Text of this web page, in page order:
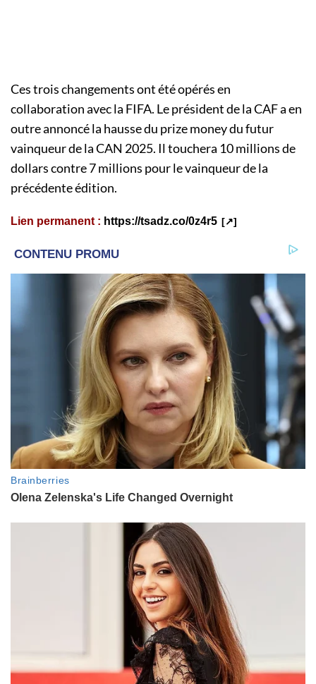
Ces trois changements ont été opérés en
collaboration avec la FIFA. Le président de la CAF a en
outre annoncé la hausse du prize money du futur
vainqueur de la CAN 2025. Il touchera 10 millions de
dollars contre 7 millions pour le vainqueur de la
précédente édition.
Lien permanent : https://tsadz.co/0z4r5